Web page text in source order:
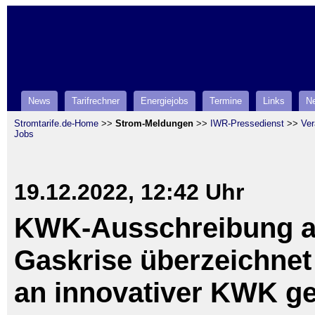
News Tarifrechner Energiejobs Termine Links
Stromtarife.de-Home >> Strom-Meldungen >> IWR-Pressedienst >>
Jobs
19.12.2022, 12:42 Uhr
KWK-Ausschreibung
Gaskrise
an innovativer KWK